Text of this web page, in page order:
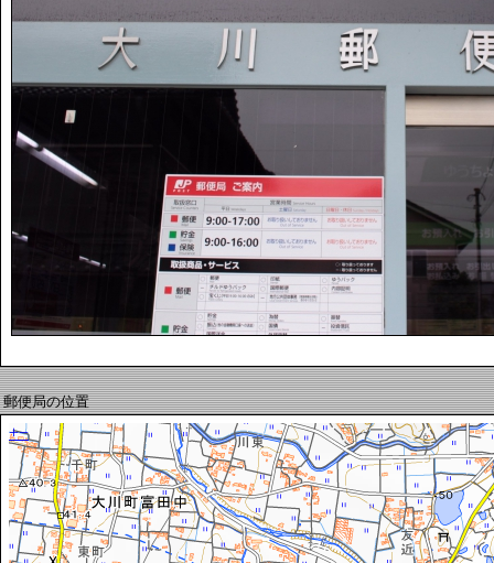
郵便局の位置